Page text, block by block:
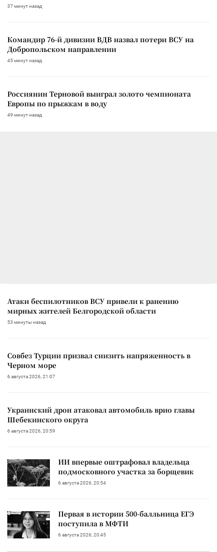
37 минут назад
Командир 76-й дивизии ВДВ назвал потери ВСУ на
Добропольском направлении
45 минут назад
Россиянин Терновой выиграл золото чемпионата
Европы по прыжкам в воду
49 минут назад
Атаки беспилотников ВСУ привели к ранению
мирных жителей Белгородской области
53 минуты назад
Совбез Турции призвал снизить напряженность в
Черном море
6 августа 2026, 21:07
Украинский дрон атаковал автомобиль врио главы
Шебекинского округа
6 августа 2026, 20:59
ИИ впервые оштрафовал владельца
подмосковного участка за борщевик
6 августа 2026, 20:54
Первая в истории 500-балльница ЕГЭ
поступила в МФТИ
6 августа 2026, 20:45